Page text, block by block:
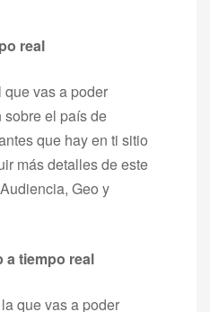
real
que vas a poder
sobre el país de
que hay en ti sitio
más detalles de este
Geo y
a tiempo real
que vas a poder